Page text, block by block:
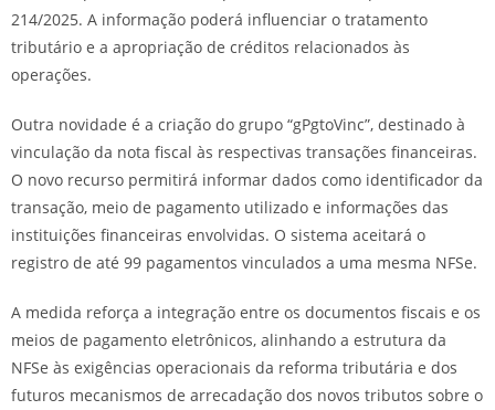
214/2025. A informação poderá influenciar o tratamento
tributário e a apropriação de créditos relacionados às
operações.
Outra novidade é a criação do grupo “gPgtoVinc”, destinado à
vinculação da nota fiscal às respectivas transações financeiras.
O novo recurso permitirá informar dados como identificador da
transação, meio de pagamento utilizado e informações das
instituições financeiras envolvidas. O sistema aceitará o
registro de até 99 pagamentos vinculados a uma mesma NFSe.
A medida reforça a integração entre os documentos fiscais e os
meios de pagamento eletrônicos, alinhando a estrutura da
NFSe às exigências operacionais da reforma tributária e dos
futuros mecanismos de arrecadação dos novos tributos sobre o